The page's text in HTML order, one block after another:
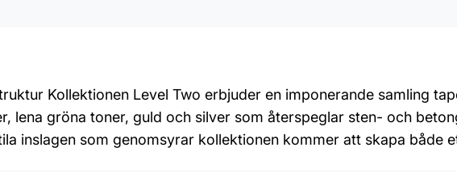
Kollektionen Level Two erbjuder en imponerande samling
lena gröna toner, guld och silver som återspeglar sten- och
inslagen som genomsyrar kollektionen kommer att skapa både